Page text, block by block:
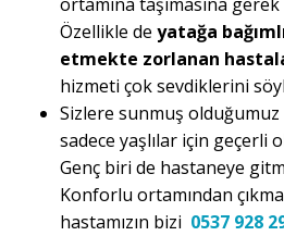
ortamına taşımasına
Özellikle de yatağa
etmekte zorlanan
hizmeti çok sevdiklerini
Sizlere sunmuş olduğumuz
sadece yaşlılar için geçerli
Genç biri de hastaneye
Konforlu ortamından
hastamızın bizi 0537 928